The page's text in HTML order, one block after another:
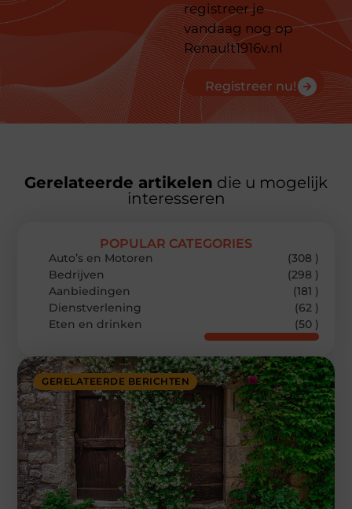
registreer je
vandaag nog op
Renault1916v.nl
Registreer nu!
Gerelateerde artikelen die u mogelijk
interesseren
GERELATEERDE BERICHTEN
POPULAR CATEGORIES
Auto’s en Motoren
(308 )
Bedrijven
(298 )
Aanbiedingen
(181 )
Dienstverlening
(62 )
Eten en drinken
(50 )